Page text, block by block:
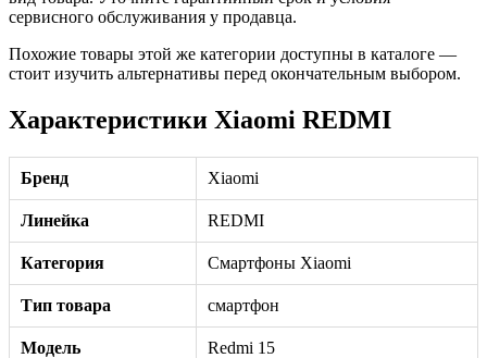
сервисного обслуживания у продавца.
Похожие товары этой же категории доступны в каталоге —
стоит изучить альтернативы перед окончательным выбором.
Характеристики Xiaomi REDMI
Бренд Xiaomi
Линейка REDMI
Категория Смартфоны Xiaomi
Тип товара смартфон
Модель Redmi 15